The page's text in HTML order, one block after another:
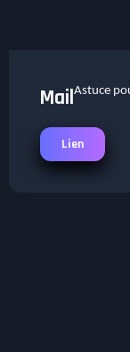
MailAstuce
Lien